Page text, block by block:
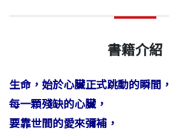
書籍介紹
生命，始於心臟正式跳動的瞬間，
每一顆殘缺的心臟，
要靠世間的愛來彌補，